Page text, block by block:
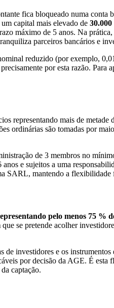
fica bloqueado numa conta
capital mais elevado de 30.000
máximo de 5 anos. Na
parceiros bancários e
reduzido (por exemplo,
por esta razão. Para
representando mais de
ordinárias são tomadas por
de 3 membros no
e sujeitos a uma
SARL, mantendo a flexibilidade
pelo menos 75 %
se pretende acolher
de investidores e os
por decisão da AGE. É
captação.